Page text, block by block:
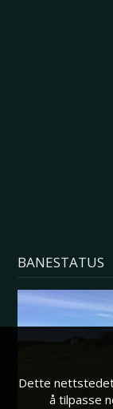
BANESTATUS
Dette
å tilpasse